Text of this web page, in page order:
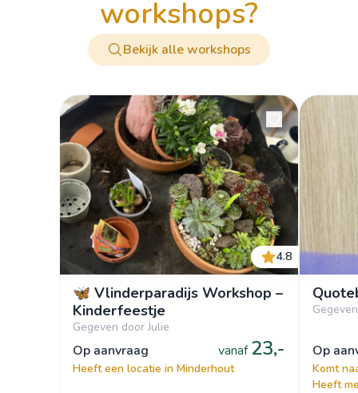
workshops?
Bekijk alle workshops
4.8
🦋 Vlinderparadijs Workshop –
Kinderfeestje
Gegeven door Julie
op aanvraag vanaf 23,-
Heeft een locatie in Minderhout
op
Komt
Heeft